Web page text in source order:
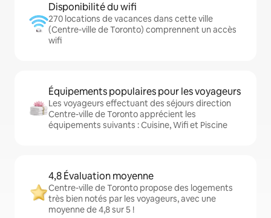
Disponibilité du wifi
270 locations de vacances dans cette ville
(Centre-ville de Toronto) comprennent un accès
wifi
Équipements populaires pour les voyageurs
Les voyageurs effectuant des séjours direction
Centre-ville de Toronto apprécient les
équipements suivants : Cuisine, Wifi et Piscine
4,8 Évaluation moyenne
Centre-ville de Toronto propose des logements
très bien notés par les voyageurs, avec une
moyenne de 4,8 sur 5 !